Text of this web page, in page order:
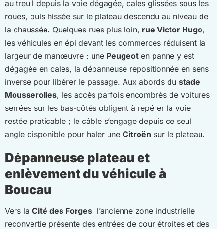
au treuil depuis la voie dégagée, cales glissées sous les
roues, puis hissée sur le plateau descendu au niveau de
la chaussée. Quelques rues plus loin, rue Victor Hugo,
les véhicules en épi devant les commerces réduisent la
largeur de manœuvre : une Peugeot en panne y est
dégagée en cales, la dépanneuse repositionnée en sens
inverse pour libérer le passage. Aux abords du stade
Mousserolles, les accès parfois encombrés de voitures
serrées sur les bas-côtés obligent à repérer la voie
restée praticable ; le câble s’engage depuis ce seul
angle disponible pour haler une Citroën sur le plateau.
Dépanneuse plateau et
enlèvement du véhicule à
Boucau
Vers la Cité des Forges, l’ancienne zone industrielle
reconvertie présente des entrées de cour étroites et des